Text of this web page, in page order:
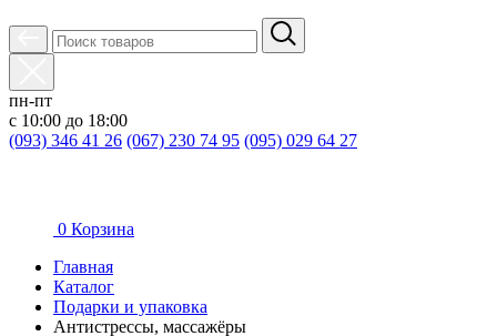
пн-пт
с 10:00 до 18:00
(093) 346 41 26 (067) 230 74 95 (095) 029 64 27
0 Корзина
Главная
Каталог
Подарки и упаковка
Антистрессы, массажёры